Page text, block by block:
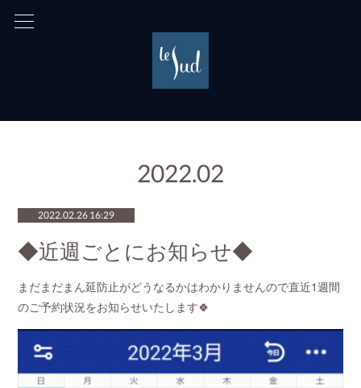
2022.02
2022.02.26 16:29
◆近週ごとにお知らせ◆
まだまだまん延防止がどうなるかはわかりませんので直近1週間
のご予約状況をお知らせいたします🍀